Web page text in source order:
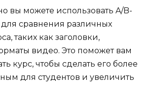
вы можете использовать A/B-
сравнения различных
таких как заголовки,
видео. Это поможет вам
курс, чтобы сделать его более
для студентов и увеличить